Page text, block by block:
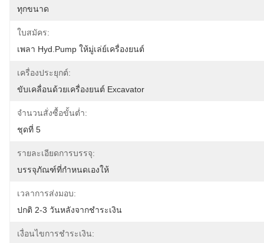
ทุกขนาด
ใบสมัคร:
เพลา Hyd.Pump ให้มู่เล่ย์เครื่องยนต์
เครื่องประยุกต์:
ขับเคลื่อนด้วยเครื่องยนต์ Excavator
จำนวนสั่งซื้อขั้นต่ำ:
ชุดที่ 5
รายละเอียดการบรรจุ:
บรรจุภัณฑ์ที่กำหนดเองให้
เวลาการส่งมอบ:
ปกติ 2-3 วันหลังจากชำระเงิน
เงื่อนไขการชำระเงิน: